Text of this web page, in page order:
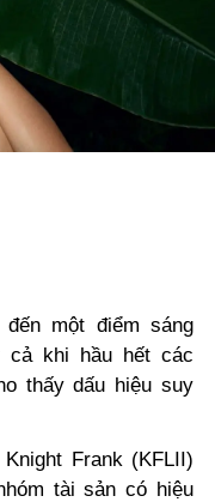
một điểm sáng
cả khi hầu hết các
thấy dấu hiệu suy
Frank (KFLII)
tài sản có hiệu